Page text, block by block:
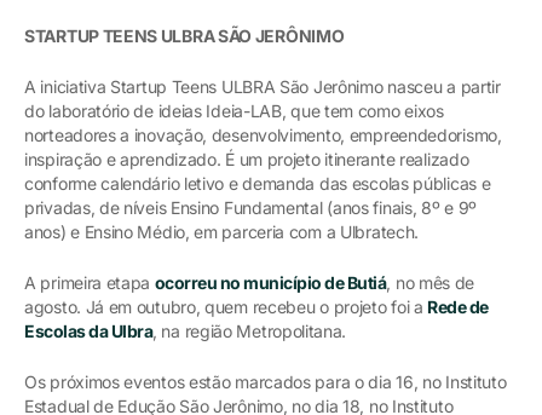
STARTUP TEENS ULBRA SÃO JERÔNIMO
A iniciativa Startup Teens ULBRA São Jerônimo nasceu a partir
do laboratório de ideias Ideia-LAB, que tem como eixos
norteadores a inovação, desenvolvimento, empreendedorismo,
inspiração e aprendizado. É um projeto itinerante realizado
conforme calendário letivo e demanda das escolas públicas e
privadas, de níveis Ensino Fundamental (anos finais, 8º e 9º
anos) e Ensino Médio, em parceria com a Ulbratech.
A primeira etapa ocorreu no município de Butiá, no mês de
agosto. Já em outubro, quem recebeu o projeto foi a Rede de
Escolas da Ulbra, na região Metropolitana.
Os próximos eventos estão marcados para o dia 16, no Instituto
Estadual de Edução São Jerônimo, no dia 18, no Instituto